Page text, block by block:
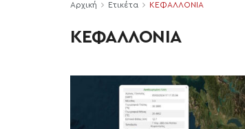
Αρχική Ετικέτα ΚΕΦΑΛΛΟΝΙΑ
ΚΕΦΑΛΛΟΝΙΑ